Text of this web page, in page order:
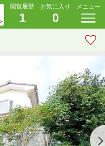
閲覧履歴
1
お気に入り
0
メニュー